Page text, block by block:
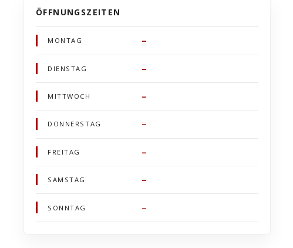
ÖFFNUNGSZEITEN
MONTAG –
DIENSTAG –
MITTWOCH –
DONNERSTAG –
FREITAG –
SAMSTAG –
SONNTAG –